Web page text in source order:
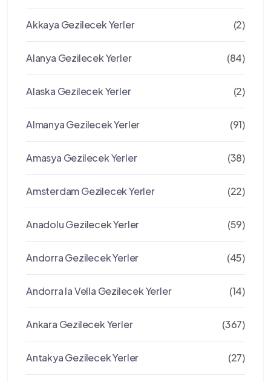
Akkaya Gezilecek Yerler (2)
Alanya Gezilecek Yerler (84)
Alaska Gezilecek Yerler (2)
Almanya Gezilecek Yerler (91)
Amasya Gezilecek Yerler (38)
Amsterdam Gezilecek Yerler (22)
Anadolu Gezilecek Yerler (59)
Andorra Gezilecek Yerler (45)
Andorra la Vella Gezilecek Yerler (14)
Ankara Gezilecek Yerler (367)
Antakya Gezilecek Yerler (27)